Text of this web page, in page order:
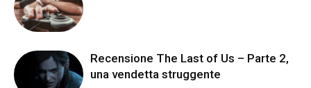
Recensione The Last of Us – Parte 2,
una vendetta struggente